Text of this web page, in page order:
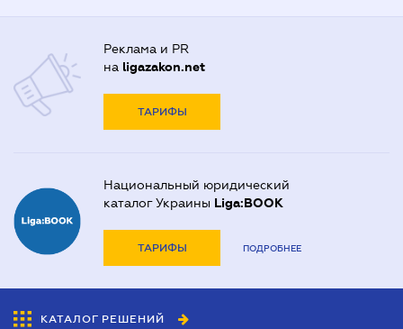
Реклама и PR
на ligazakon.net
ТАРИФЫ
Национальный юридический
каталог Украины Liga:BOOK
ТАРИФЫ ПОДРОБНЕЕ
КАТАЛОГ РЕШЕНИЙ